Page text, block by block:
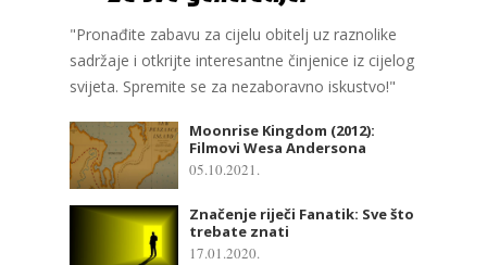
"Pronađite zabavu za cijelu obitelj uz raznolike
sadržaje i otkrijte interesantne činjenice iz cijelog
svijeta. Spremite se za nezaboravno iskustvo!"
Moonrise Kingdom (2012):
Filmovi Wesa Andersona
05.10.2021.
Značenje riječi Fanatik: Sve što
trebate znati
17.01.2020.